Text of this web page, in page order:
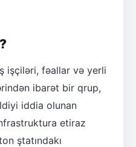
işçiləri, fəallar və yerli
ibarət bir qrup,
iddia olunan
etiraz
ştatındakı